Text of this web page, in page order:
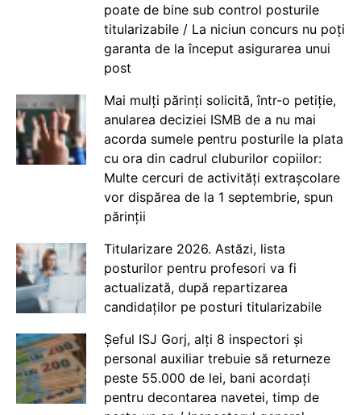
poate de bine sub control posturile
titularizabile / La niciun concurs nu poți
garanta de la început asigurarea unui
post
Mai mulți părinți solicită, într-o petiție,
anularea deciziei ISMB de a nu mai
acorda sumele pentru posturile la plata
cu ora din cadrul cluburilor copiilor:
Multe cercuri de activități extrașcolare
vor dispărea de la 1 septembrie, spun
părinții
Titularizare 2026. Astăzi, lista
posturilor pentru profesori va fi
actualizată, după repartizarea
candidaților pe posturi titularizabile
Șeful ISJ Gorj, alți 8 inspectori și
personal auxiliar trebuie să returneze
peste 55.000 de lei, bani acordați
pentru decontarea navetei, timp de